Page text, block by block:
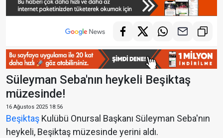
Süleyman Seba'nın heykeli Beşiktaş
müzesinde!
16 Ağustos 2025 18:56
Beşiktaş Kulübü Onursal Başkanı Süleyman Seba'nın
heykeli, Beşiktaş müzesinde yerini aldı.